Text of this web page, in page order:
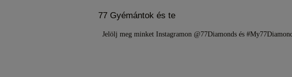
77 Gyémántok és te
Jelölj meg minket Instagramon @77Diamonds és